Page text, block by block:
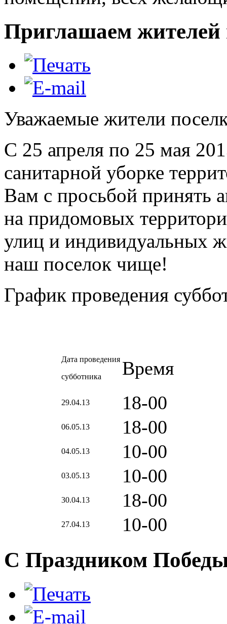
Приглашаем жителей
Уважаемые жители
С 25 апреля по 25 мая
санитарной уборке
Вам с просьбой принять
на придомовых
улиц и индивидуальных
наш поселок чище!
График проведения
Дата проведения
субботника
29.04.13 18-00
06.05.13 18-00
04.05.13 10-00
03.05.13 10-00
30.04.13 18-00
27.04.13 10-00
С Праздником